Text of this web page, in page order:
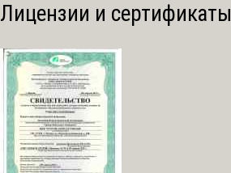
Лицензии и сертификаты